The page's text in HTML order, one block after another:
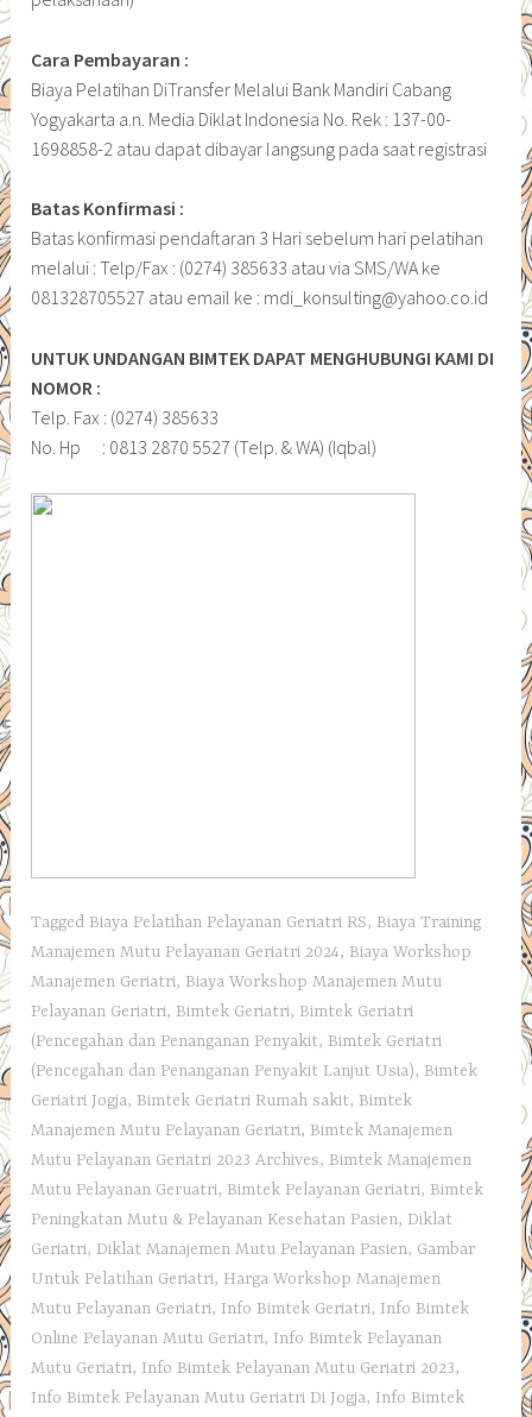
Cara Pembayaran :
Biaya Pelatihan DiTransfer Melalui Bank Mandiri Cabang
Yogyakarta a.n. Media Diklat Indonesia No. Rek : 137-00-
1698858-2 atau dapat dibayar langsung pada saat registrasi
Batas Konfirmasi :
Batas konfirmasi pendaftaran 3 Hari sebelum hari pelatihan
melalui : Telp/Fax : (0274) 385633 atau via SMS/WA ke
081328705527 atau email ke : mdi_konsulting@yahoo.co.id
UNTUK UNDANGAN BIMTEK DAPAT MENGHUBUNGI KAMI DI
NOMOR :
Telp. Fax : (0274) 385633
No. Hp : 0813 2870 5527 (Telp. & WA) (Iqbal)
Tagged Biaya Pelatihan Pelayanan Geriatri RS, Biaya Training
Manajemen Mutu Pelayanan Geriatri 2024, Biaya Workshop
Manajemen Geriatri, Biaya Workshop Manajemen Mutu
Pelayanan Geriatri, Bimtek Geriatri, Bimtek Geriatri
(Pencegahan dan Penanganan Penyakit, Bimtek Geriatri
(Pencegahan dan Penanganan Penyakit Lanjut Usia), Bimtek
Geriatri Jogja, Bimtek Geriatri Rumah sakit, Bimtek
Manajemen Mutu Pelayanan Geriatri, Bimtek Manajemen
Mutu Pelayanan Geriatri 2023 Archives, Bimtek Manajemen
Mutu Pelayanan Geruatri, Bimtek Pelayanan Geriatri, Bimtek
Peningkatan Mutu & Pelayanan Kesehatan Pasien,Diklat
Geriatri,Diklat Manajemen Mutu Pelayanan Pasien, Gambar
Untuk Pelatihan Geriatri, Harga Workshop Manajemen
Mutu Pelayanan Geriatri, Info Bimtek Geriatri, Info Bimtek
Online Pelayanan Mutu Geriatri, Info Bimtek Pelayanan
Mutu Geriatri, Info Bimtek Pelayanan Mutu Geriatri 2023,
Info Bimtek Pelayanan Mutu Geriatri Di Jogja, Info Bimtek